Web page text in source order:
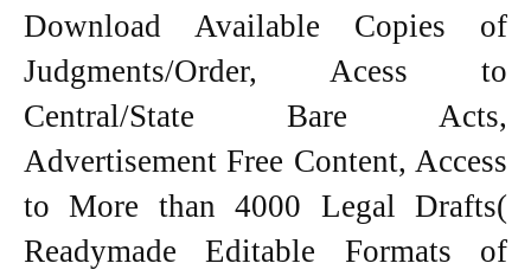
Download Available Copies of
Judgments/Order, Acess to
Central/State Bare Acts,
Advertisement Free Content, Access
to More than 4000 Legal Drafts(
Readymade Editable Formats of